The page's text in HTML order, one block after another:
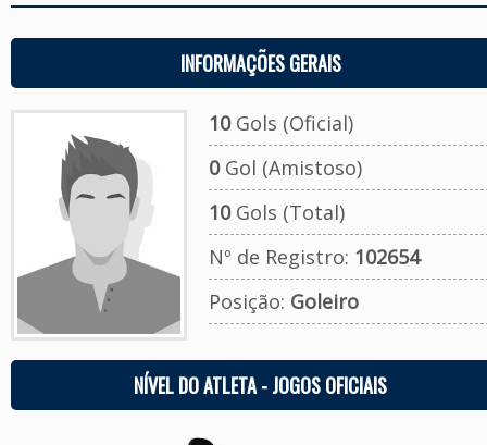
INFORMAÇÕES GERAIS
10Gols (Oficial)
0Gol (Amistoso)
10Gols (Total)
Nº de Registro: 102654
Posição: Goleiro
NÍVEL DO ATLETA - JOGOS OFICIAIS